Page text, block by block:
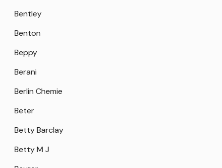
Bentley
Benton
Beppy
Berani
Berlin Chemie
Beter
Betty Barclay
Betty M J